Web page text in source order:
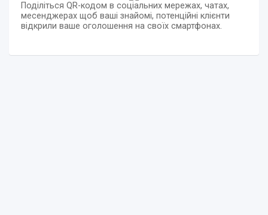
Поділіться QR-кодом в соціальних мережах, чатах,
месенджерах щоб ваші знайомі, потенційні клієнти
відкрили ваше оголошення на своїх смартфонах.